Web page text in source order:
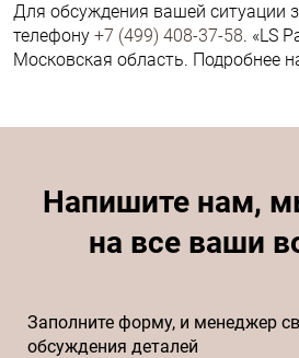
Для обсуждения вашей ситуации
телефону +7 (499) 408-37-58. «LS
Московская область. Подробнее
Напишите нам,
на все ваши
Заполните форму, и менеджер
обсуждения деталей